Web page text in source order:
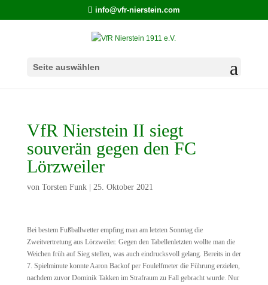
info@vfr-nierstein.com
Seite auswählen
VfR Nierstein II siegt
souverän gegen den FC
Lörzweiler
von Torsten Funk| 25. Oktober 2021
Bei bestem Fußballwetter empfing man am letzten Sonntag die
Zweitvertretung aus Lörzweiler. Gegen den Tabellenletzten wollte man die
Weichen früh auf Sieg stellen, was auch eindrucksvoll gelang. Bereits in der
7. Spielminute konnte Aaron Backof per Foulelfmeter die Führung erzielen,
nachdem zuvor Dominik Takken im Strafraum zu Fall gebracht wurde. Nur